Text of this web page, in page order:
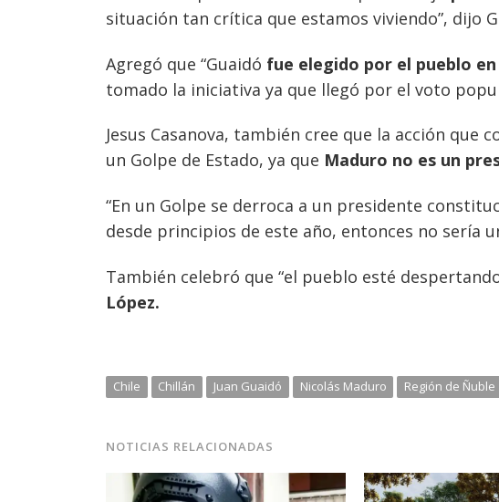
situación tan crítica que estamos viviendo”, dijo
Agregó que “Guaidó fue elegido por el pueblo
tomado la iniciativa ya que llegó por el voto
Jesus Casanova, también cree que la acción que
un Golpe de Estado, ya que Maduro no es un
“En un Golpe se derroca a un presidente
desde principios de este año, entonces no sería
También celebró que “el pueblo esté
López.
Chile Chillán Juan Guaidó Nicolás Maduro Región de Ñuble
NOTICIAS RELACIONADAS